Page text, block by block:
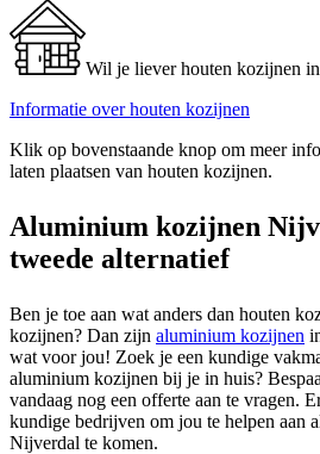
Wil je liever houten kozijnen
Informatie over houten kozijnen
Klik op bovenstaande knop om meer
laten plaatsen van houten kozijnen.
Aluminium kozijnen
tweede alternatief
Ben je toe aan wat anders dan houten
kozijnen? Dan zijn aluminium kozijnen
wat voor jou! Zoek je een kundige
aluminium kozijnen bij je in huis?
vandaag nog een offerte aan te vragen.
kundige bedrijven om jou te helpen aan
Nijverdal te komen.